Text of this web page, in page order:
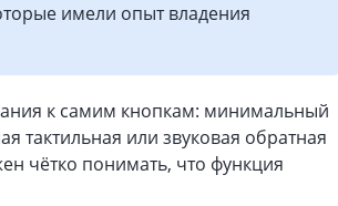
имели опыт владения
к самим кнопкам: минимальный
тактильная или звуковая обратная
чётко понимать, что функция